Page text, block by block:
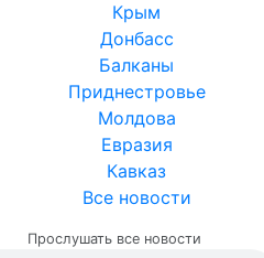
Крым
Донбасс
Балканы
Приднестровье
Молдова
Евразия
Кавказ
Все новости
Прослушать все новости